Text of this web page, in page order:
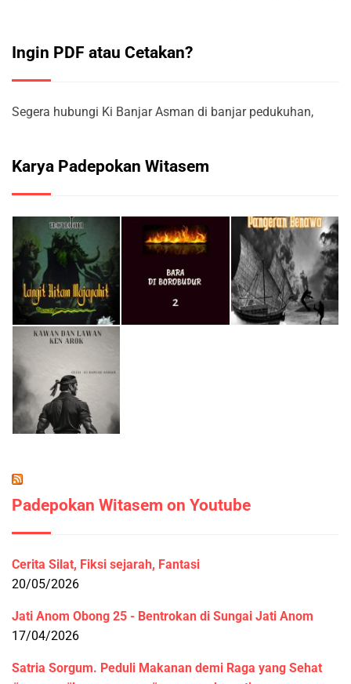
Ingin PDF atau Cetakan?
Segera hubungi Ki Banjar Asman di banjar pedukuhan,
Karya Padepokan Witasem
Padepokan Witasem on Youtube
Cerita Silat, Fiksi sejarah, Fantasi
20/05/2026
Jati Anom Obong 25 - Bentrokan di Sungai Jati Anom
17/04/2026
Satria Sorgum. Peduli Makanan demi Raga yang Sehat